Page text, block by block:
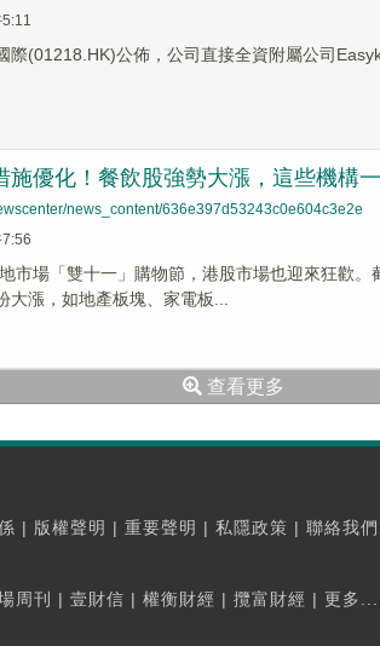
際(01218.HK)公佈，公司直接全資附屬公司
施優化！餐飲股強勢大漲，這些機構
news_content/636e397d53243c0e604c3e2e
市場「雙十一」購物節，港股市場也迎來狂歡
大漲，如地產板塊、家電板...
查看更多
| 版權聲明 | 重要聲明 | 私隱政策 | 聯絡我們
周刊 | 壹財信 | 權衡財經 | 攬富財經 | 更多...